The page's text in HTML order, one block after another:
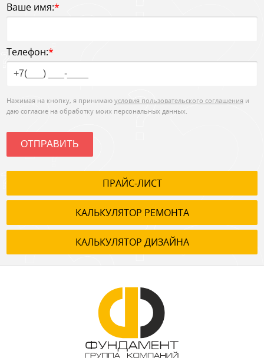
Ваше имя:*
Телефон:*
Нажимая на кнопку, я принимаю условия пользовательского соглашения и
даю согласие на обработку моих персональных данных.
ОТПРАВИТЬ
ПРАЙС-ЛИСТ
КАЛЬКУЛЯТОР РЕМОНТА
КАЛЬКУЛЯТОР ДИЗАЙНА